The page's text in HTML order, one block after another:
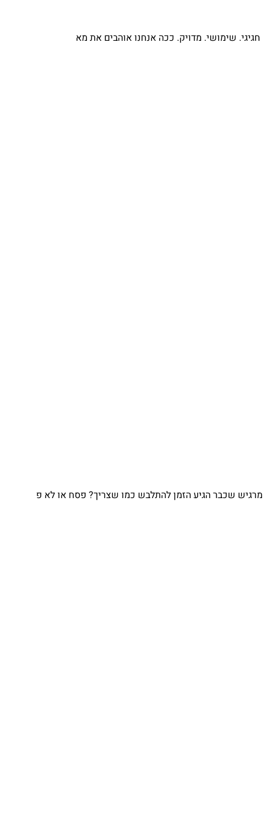
שכבר הגיע הזמן להתלבש כמו שצריך? פסח או לא פ